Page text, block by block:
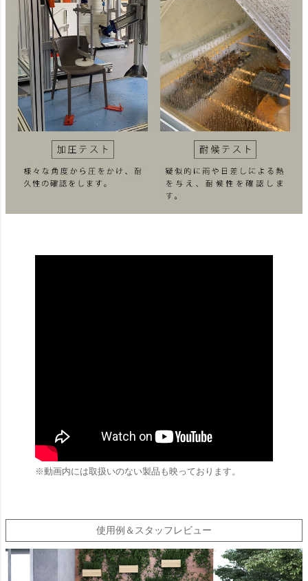
※動画内には取扱いのない製品も映っております。
使用例＆スタッフレビュー